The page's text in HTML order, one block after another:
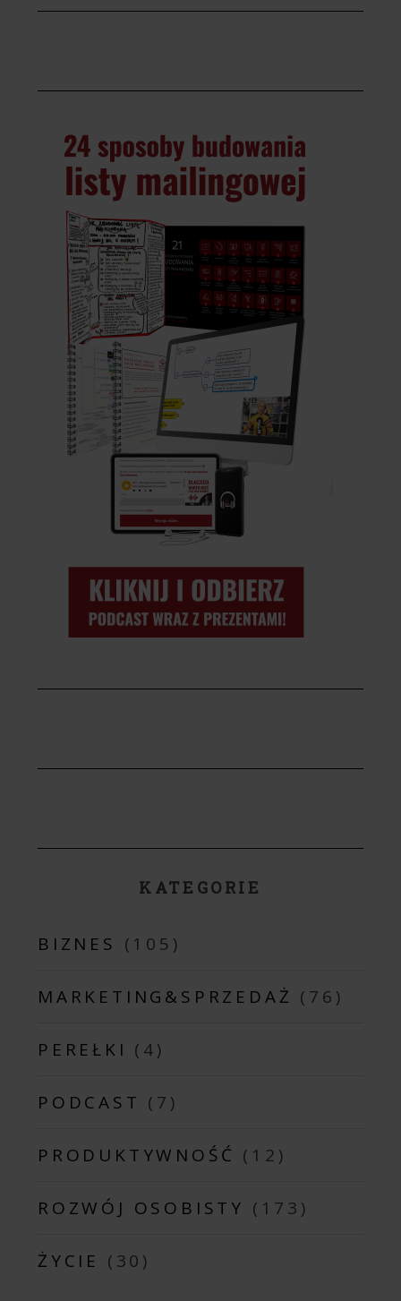
KATEGORIE
BIZNES (105)
MARKETING&SPRZEDAŻ (76)
PEREŁKI (4)
PODCAST (7)
PRODUKTYWNOŚĆ (12)
ROZWÓJ OSOBISTY (173)
ŻYCIE (30)